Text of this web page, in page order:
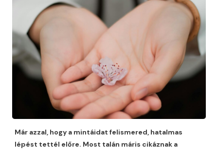
Már azzal, hogy a mintáidat felismered, hatalmas
lépést tettél előre. Most talán máris cikáznak a